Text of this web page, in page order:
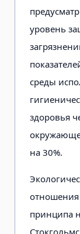
уровень
среды
здоровья
на 30%.
принципа